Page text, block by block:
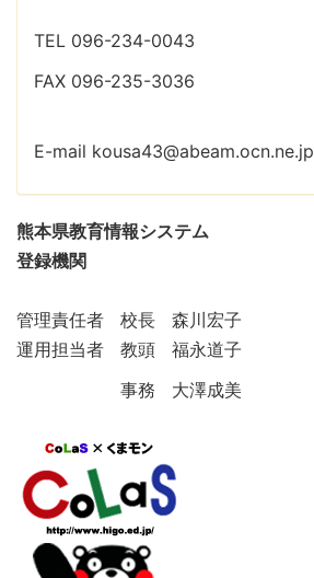
TEL 096-234-0043
FAX 096-235-3036
E-mail kousa43@abeam.ocn.ne.jp
熊本県教育情報システム
登録機関
管理責任者 校長 森川宏子
運用担当者 教頭 福永道子
事務 大澤成美